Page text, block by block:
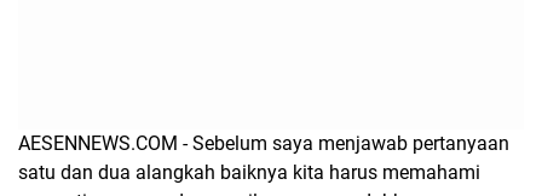
AESENNEWS.COM - Sebelum saya menjawab pertanyaan
satu dan dua alangkah baiknya kita harus memahami